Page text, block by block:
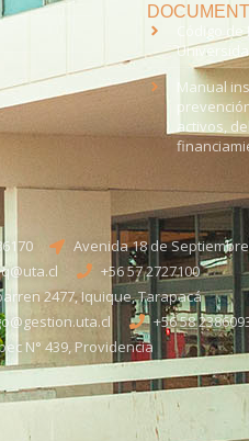
Código de
Manual
activos,
Avenida 18 de Septiembre
+56 57 2727100​
2477, Iquique, Tarapacá
+56 58
N° 439, Providencia